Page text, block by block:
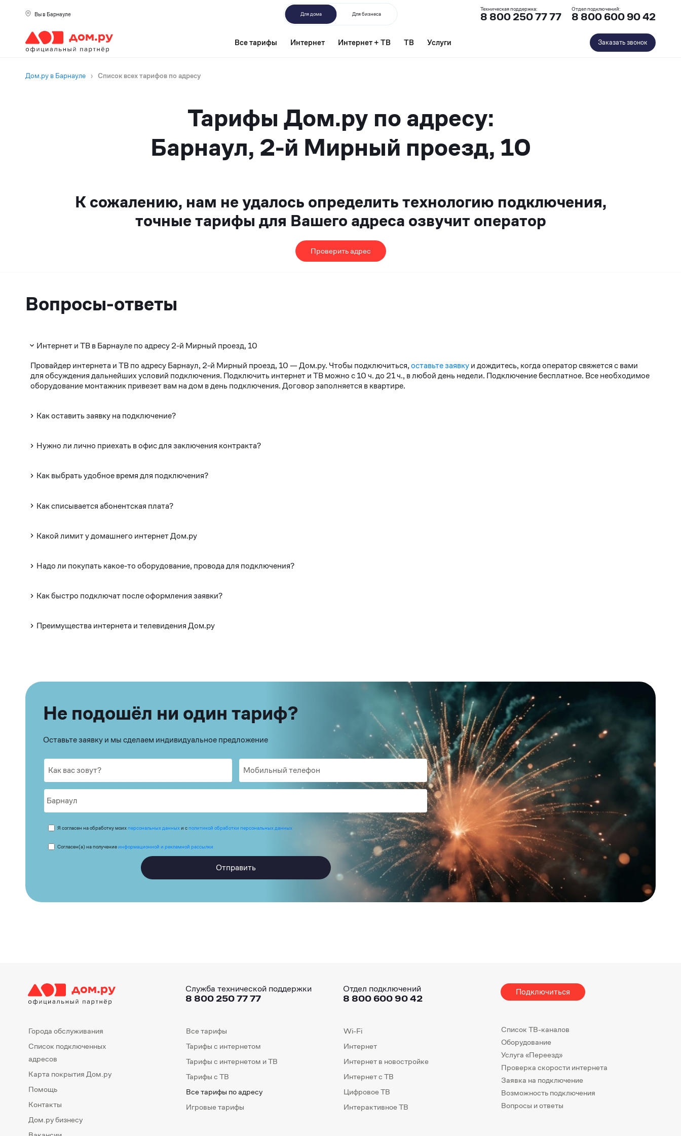
Вы в Барнауле Для дома Для бизнеса
Техническая поддержка:
8 800 250 77 77
Отдел подключений:
8 800 600 90 42
Все тарифы Интернет Интернет + ТВ ТВ Услуги Заказать звонок
Дом.ру в Барнауле › Список всех тарифов по адресу
Тарифы Дом.ру по адресу:
Барнаул, 2-й Мирный проезд, 10
К сожалению, нам не удалось определить технологию подключения,
точные тарифы для Вашего адреса озвучит оператор
Проверить адрес
Вопросы-ответы
Интернет и ТВ в Барнауле по адресу 2-й Мирный проезд, 10
Провайдер интернета и ТВ по адресу Барнаул, 2-й Мирный проезд, 10 — Дом.ру. Чтобы подключиться,оставьте заявкуи дождитесь, когда оператор свяжется с вами
для обсуждения дальнейших условий подключения. Подключить интернет и ТВ можно с 10 ч. до 21 ч., в любой день недели. Подключение бесплатное. Все необходимое
оборудование монтажник привезет вам на дом в день подключения. Договор заполняется в квартире.
Как оставить заявку на подключение?
Нужно ли лично приехать в офис для заключения контракта?
Как выбрать удобное время для подключения?
Как списывается абонентская плата?
Какой лимит у домашнего интернет Дом.ру
Надо ли покупать какое-то оборудование, провода для подключения?
Как быстро подключат после оформления заявки?
Преимущества интернета и телевидения Дом.ру
Не подошёл ни один тариф?
Оставьте заявку и мы сделаем индивидуальное предложение
Я согласен на обработку моихперсональных данныхи сполитикой обработки персональных данных
Согласен(а) на получениеинформационной и рекламной рассылки
Отправить
Служба технической поддержки
8 800 250 77 77
Отдел подключений
8 800 600 90 42
Подключиться
Города обслуживания
Список подключенных
адресов
Карта покрытия Дом.ру
Помощь
Контакты
Дом.ру бизнесу
Все тарифы
Тарифы с интернетом
Тарифы с интернетом и ТВ
Тарифы с ТВ
Все тарифы по адресу
Игровые тарифы
Wi-Fi
Интернет
Интернет в новостройке
Интернет с ТВ
Цифровое ТВ
Интерактивное ТВ
Список ТВ-каналов
Оборудование
Услуга «Переезд»
Проверка скорости интернета
Заявка на подключение
Возможность подключения
Вопросы и ответы